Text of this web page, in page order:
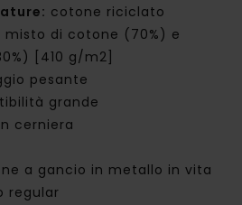
cotone riciclato
misto di cotone (70%) e
[410 g/m2]
pesante
grande
cerniera
a gancio in metallo in vita
regular